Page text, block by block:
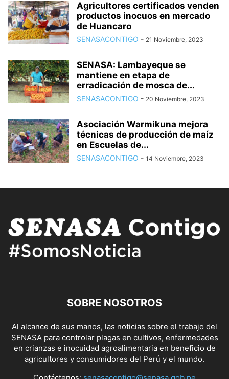
Agricultores certificados venden
productos inocuos en mercado
de Huancaro
SENASACONTIGO - 21 Noviembre, 2023
SENASA: Lambayeque se
mantiene en etapa de
erradicación de mosca de...
SENASACONTIGO - 20 Noviembre, 2023
Asociación Warmikuna mejora
técnicas de producción de maíz
en Escuelas de...
SENASACONTIGO - 14 Noviembre, 2023
SOBRE NOSOTROS
Al alcance de sus manos, las noticias sobre el trabajo del
SENASA para controlar plagas en cultivos, enfermedades
en crianzas e inocuidad agroalimentaria en beneficio de
agricultores y consumidores del Perú y el mundo.